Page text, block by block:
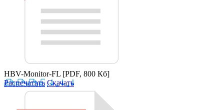
HBV-Monitor-FL [PDF, 800 Кб]
Распечатать Скачать